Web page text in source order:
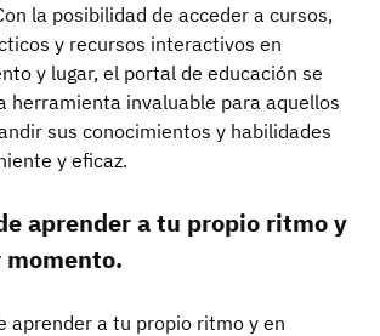
la posibilidad de acceder a cursos,
y recursos interactivos en
y lugar, el portal de educación se
herramienta invaluable para aquellos
sus conocimientos y habilidades
y eficaz.
aprender a tu propio ritmo y
aprender a tu propio ritmo y en